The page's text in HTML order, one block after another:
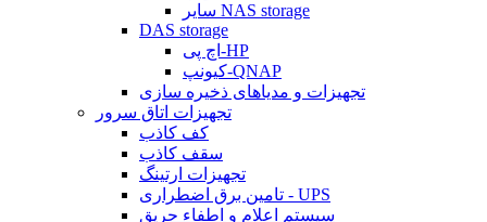
سایر NAS storage
DAS storage
اچ پی-HP
کیونپ-QNAP
تجهیزات و مدیاهای ذخیره سازی
تجهیزات اتاق سرور
کف کاذب
سقف کاذب
تجهیزات ارتینگ
تامین برق اضطراری - UPS
سیستم اعلام و اطفاء حریق